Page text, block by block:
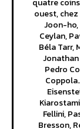
ouest,
Joon-ho,
Ceylan,
Béla Tarr,
Jonathan
Pedro
Fellini,
Bresson,